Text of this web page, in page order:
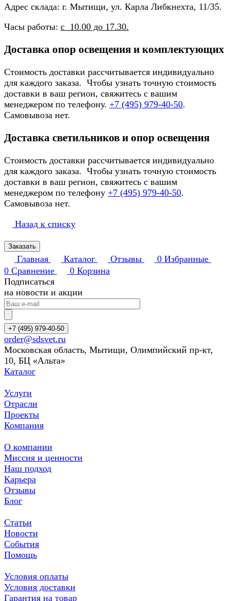
Адрес склада: г. Мытищи, ул. Карла Либкнехта, 11/35.
Часы работы: с 10.00 до 17.30.
Доставка опор освещения и комплектующих
Стоимость доставки рассчитывается индивидуально
для каждого заказа. Чтобы узнать точную стоимость
доставки в ваш регион, свяжитесь с вашим
менеджером по телефону. +7 (495) 979-40-50.
Самовывоза нет.
Доставка светильников и опор освещения
Стоимость доставки рассчитывается индивидуально
для каждого заказа. Чтобы узнать точную стоимость
доставки в ваш регион, свяжитесь с вашим
менеджером по телефону +7 (495) 979-40-50.
Самовывоза нет.
Назад к списку
Заказать
Главная Каталог Отзывы 0 Избранные
0 Сравнение 0 Корзина
Подписаться
на новости и акции
+7 (495) 979-40-50
order@sdsvet.ru
Московская область, Мытищи, Олимпийский пр-кт,
10, БЦ «Альта»
Каталог
Услуги
Отрасли
Проекты
Компания
О компании
Миссия и ценности
Наш подход
Карьера
Отзывы
Блог
Статьи
Новости
События
Помощь
Условия оплаты
Условия доставки
Гарантия на товар